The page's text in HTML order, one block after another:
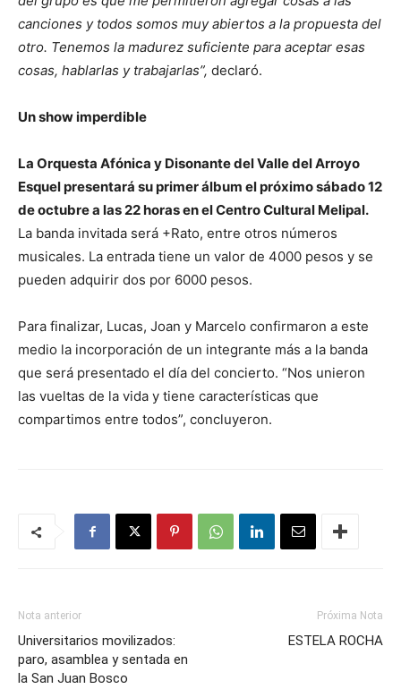
canciones y todos somos muy abiertos a la propuesta del
otro. Tenemos la madurez suficiente para aceptar esas
cosas, hablarlas y trabajarlas”, declaró.
Un show imperdible
La Orquesta Afónica y Disonante del Valle del Arroyo
Esquel presentará su primer álbum el próximo sábado 12
de octubre a las 22 horas en el Centro Cultural Melipal.
La banda invitada será +Rato, entre otros números
musicales. La entrada tiene un valor de 4000 pesos y se
pueden adquirir dos por 6000 pesos.
Para finalizar, Lucas, Joan y Marcelo confirmaron a este
medio la incorporación de un integrante más a la banda
que será presentado el día del concierto. “Nos unieron
las vueltas de la vida y tiene características que
compartimos entre todos”, concluyeron.
Nota anterior
Universitarios movilizados:
paro, asamblea y sentada en
la San Juan Bosco
Próxima Nota
ESTELA ROCHA